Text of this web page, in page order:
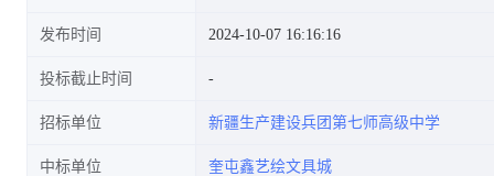
发布时间 2024-10-07 16:16:16
投标截止时间
招标单位 新疆生产建设兵团第七师高级中学
中标单位 奎屯鑫艺绘文具城